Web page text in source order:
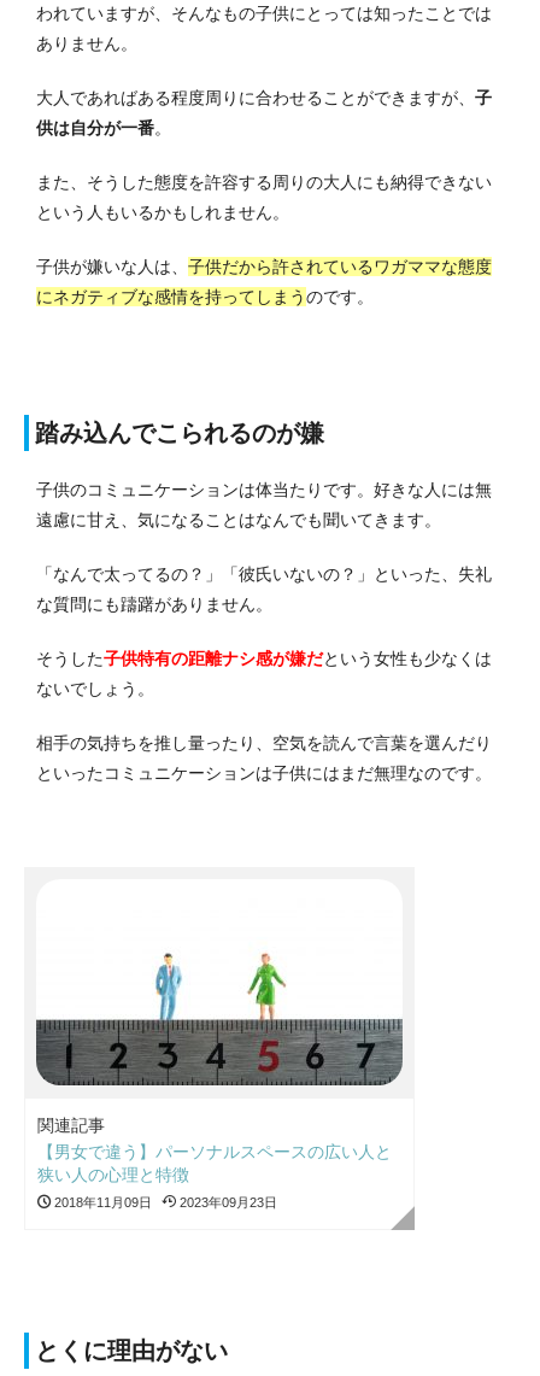
われていますが、そんなもの子供にとっては知ったことでは
ありません。
大人であればある程度周りに合わせることができますが、 子
供は自分が一番。
また、そうした態度を許容する周りの大人にも納得できない
という人もいるかもしれません。
子供が嫌いな人は、 子供だから許されているワガママな態度
にネガティブな感情を持ってしまうのです。
踏み込んでこられるのが嫌
子供のコミュニケーションは体当たりです。 好きな人には無
遠慮に甘え、気になることはなんでも聞いてきます。
「なんで太ってるの？」「彼氏いないの？」といった、失礼
な質問にも躊躇がありません。
そうした子供特有の距離ナシ感が嫌だという女性も少なくは
ないでしょう。
相手の気持ちを推し量ったり、空気を読んで言葉を選んだり
といったコミュニケーションは子供にはまだ無理なのです。
関連記事
【男女で違う】パーソナルスペースの広い人と
狭い人の心理と特徴
2018年11月09日 2023年09月23日
とくに理由がない